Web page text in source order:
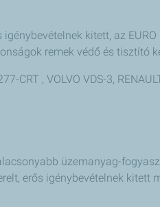
kitett, az
remek védő és tisztító
CRT , VOLVO VDS-3,
üzemanyag-
erős igénybevételnek